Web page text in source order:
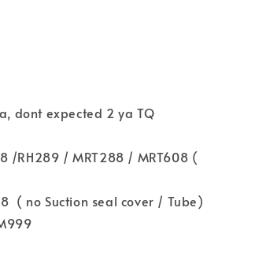
dont expected 2 ya TQ
/RH289 / MRT288 / MRT608 (
( no Suction seal cover / Tube)